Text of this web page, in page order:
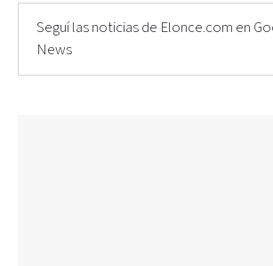
Seguí las noticias de Elonce.com en
News